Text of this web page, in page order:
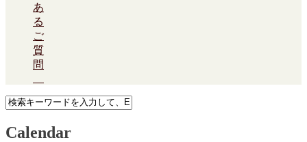
あ
る
ご
質
問
Calendar